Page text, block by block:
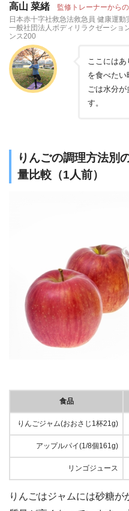
高山 菜緒 監修トレーナーから
日本赤十字社救急法救急員 健康運
一般社団法人ボディリラクゼーショ
ンス200
ここには
を食べた
ごは水分
す。
りんごの調理方法別
量比較（1人前）
食品
りんごジャム(おおさじ1杯21g)
アップルパイ(1/8個161g)
リンゴジュース
りんごはジャムには砂糖